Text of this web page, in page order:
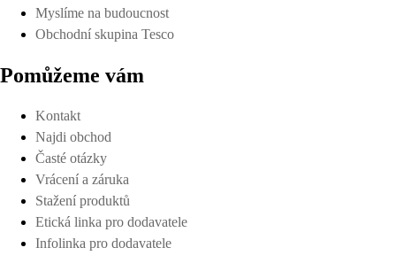
Myslíme na budoucnost
Obchodní skupina Tesco
Pomůžeme vám
Kontakt
Najdi obchod
Časté otázky
Vrácení a záruka
Stažení produktů
Etická linka pro dodavatele
Infolinka pro dodavatele